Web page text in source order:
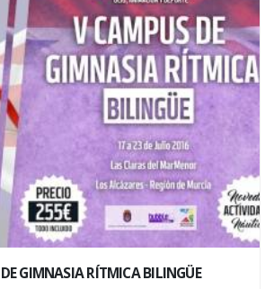
GIMNASIA RÍTMICA BILINGÜE